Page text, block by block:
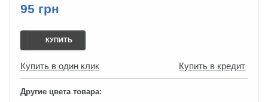
95 грн
КУПИТЬ
Купить в один клик Купить в кредит
Другие цвета товара: